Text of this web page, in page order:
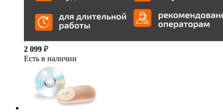
2 099 ₽
Есть в наличии